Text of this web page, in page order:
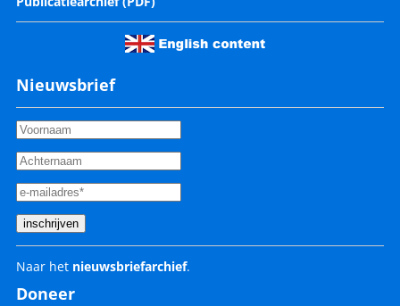
Nieuwsbrief
Naar het nieuwsbriefarchief.
Doneer